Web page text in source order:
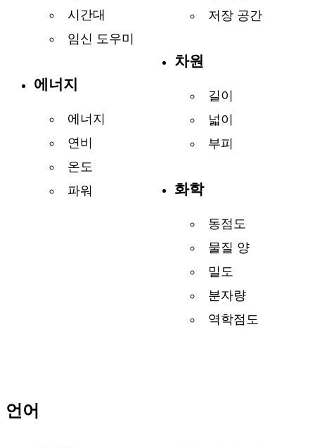
시간대
임신 도우미
에너지
에너지
연비
온도
파워
저장 공간
차원
길이
넓이
부피
화학
동점도
물질 양
밀도
분자량
역학점도
언어